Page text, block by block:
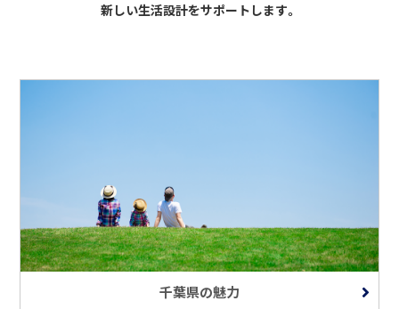
新しい生活設計をサポートします。
千葉県の魅力